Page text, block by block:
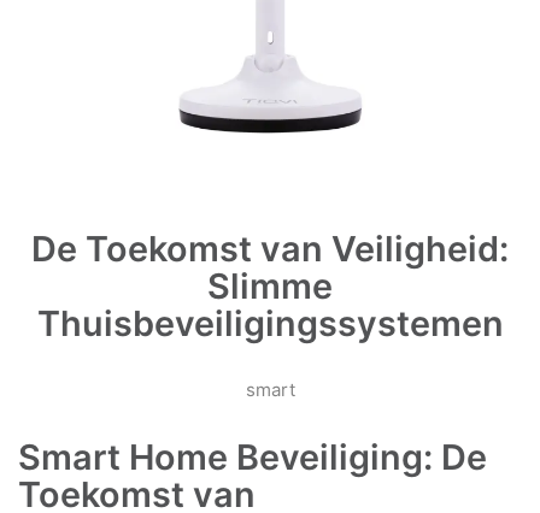
De Toekomst van Veiligheid:
Slimme
Thuisbeveiligingssystemen
smart
Smart Home Beveiliging: De
Toekomst van